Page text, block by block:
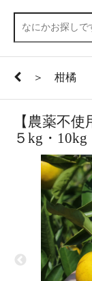
＞ 柑橘
【農薬不
５kg・